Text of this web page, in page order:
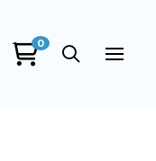
0